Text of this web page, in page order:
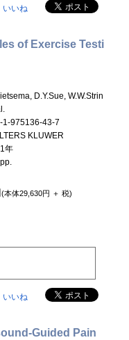
いいね
of Exercise Testi
D.Y.Sue, W.W.Strin
1-975136-43-7
KLUWER
年
(本体29,630円 ＋ 税)
いいね
Guided Pain